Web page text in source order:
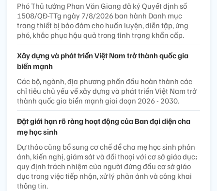
Phó Thủ tướng Phan Văn Giang đã ký Quyết định số
1508/QĐ-TTg ngày 7/8/2026 ban hành Danh mục
trang thiết bị bảo đảm cho huấn luyện, diễn tập, ứng
phó, khắc phục hậu quả trong tình trạng khẩn cấp.
Xây dựng và phát triển Việt Nam trở thành quốc gia
biển mạnh
Các bộ, ngành, địa phương phấn đấu hoàn thành các
chỉ tiêu chủ yếu về xây dựng và phát triển Việt Nam trở
thành quốc gia biển mạnh giai đoạn 2026 - 2030.
Đặt giới hạn rõ ràng hoạt động của Ban đại diện cha
mẹ học sinh
Dự thảo cũng bổ sung cơ chế để cha mẹ học sinh phản
ánh, kiến nghị, giám sát và đối thoại với cơ sở giáo dục;
quy định trách nhiệm của người đứng đầu cơ sở giáo
dục trong việc tiếp nhận, xử lý phản ánh và công khai
thông tin.